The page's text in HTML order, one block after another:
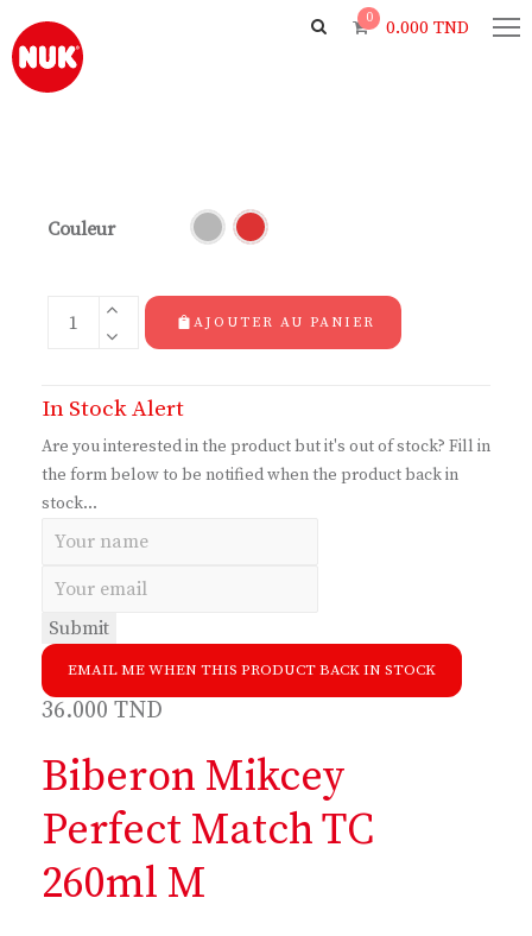
0 0.000 TND
Biberon Mikcey
Perfect Match TC
260ml M
36.000 TND
EMAIL ME WHEN THIS PRODUCT BACK IN STOCK
In Stock Alert
Are you interested in the product but it's out of stock? Fill in
the form below to be notified when the product back in
stock...
Submit
Couleur
AJOUTER AU PANIER